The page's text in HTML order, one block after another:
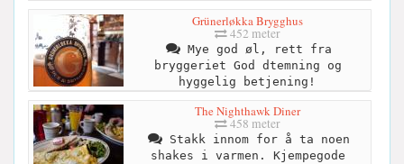
Grünerløkka Brygghus
452 meter
Mye god øl, rett fra
bryggeriet God dtemning og
hyggelig betjening!
The Nighthawk Diner
458 meter
Stakk innom for å ta noen
shakes i varmen. Kjempegode